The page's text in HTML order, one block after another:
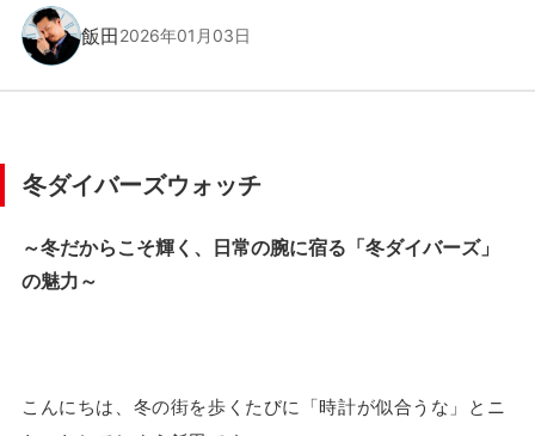
飯田2026年01月03日
冬ダイバーズウォッチ
～冬だからこそ輝く、日常の腕に宿る「冬ダイバーズ」
の魅力～
こんにちは、冬の街を歩くたびに「時計が似合うな」とニ